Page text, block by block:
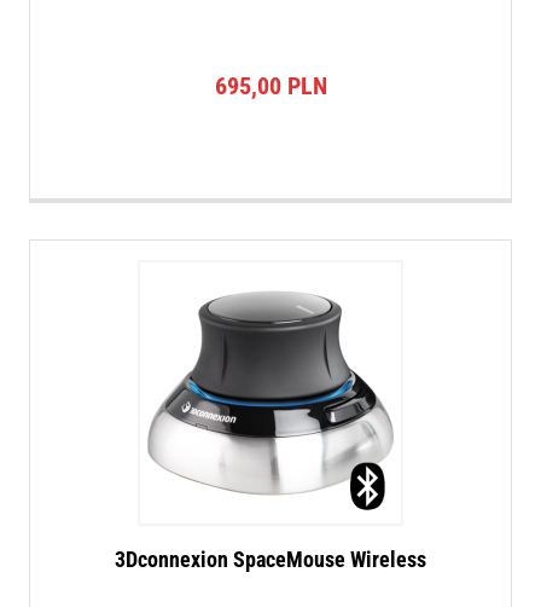
695,00 PLN
3Dconnexion SpaceMouse Wireless